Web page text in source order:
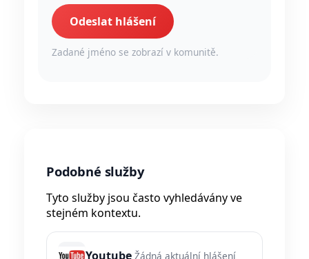
Odeslat hlášení
Zadané jméno se zobrazí v komunitě.
Podobné služby
Tyto služby jsou často vyhledávány ve
stejném kontextu.
Youtube Žádná aktuální hlášení